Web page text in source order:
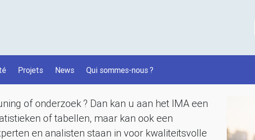
Projets News Qui sommes-nous?
of onderzoek ? Dan kan u aan het IMA een
of tabellen, maar kan ook een
en analisten staan in voor kwaliteitsvolle